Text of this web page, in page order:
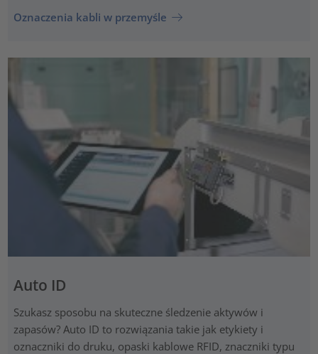
Oznaczenia kabli w przemyśle
Auto ID
Szukasz sposobu na skuteczne śledzenie aktywów i
zapasów? Auto ID to rozwiązania takie jak etykiety i
oznaczniki do druku, opaski kablowe RFID, znaczniki typu